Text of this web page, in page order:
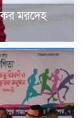
মরদেহ